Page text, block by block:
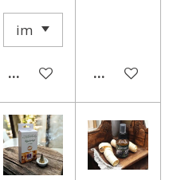
IN DEN WARENKORB
IN DEN